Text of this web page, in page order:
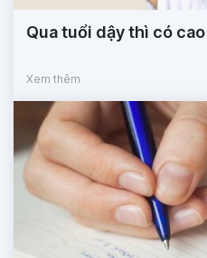
Qua tuổi dậy thì có
Xem thêm